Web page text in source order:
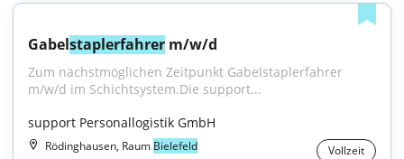
Gabelstaplerfahrer m/w/d
Zum nächstmöglichen Zeitpunkt Gabelstaplerfahrer
m/w/d im Schichtsystem.Die support...
support Personallogistik GmbH
Rödinghausen, Raum Bielefeld Vollzeit